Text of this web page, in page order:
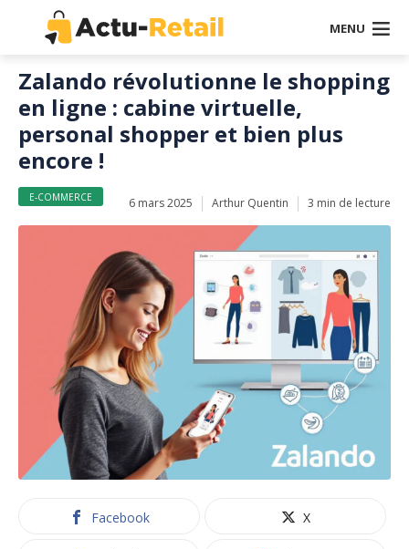
MENU
Zalando révolutionne le shopping
en ligne : cabine virtuelle,
personal shopper et bien plus
encore !
E-COMMERCE 6 mars 2025 Arthur Quentin 3 min de lecture
Facebook X